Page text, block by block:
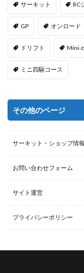
サーキット RC
GP オンロード
ドリフト Mini-z
ミニ四駆コース
その他のページ
サーキット・ショップ情
お問い合わせフォーム
サイト運営
プライバシーポリシー